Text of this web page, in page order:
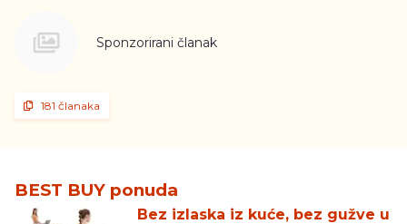
Sponzorirani članak
181 članaka
BEST BUY ponuda
Bez izlaska iz kuće, bez gužve u